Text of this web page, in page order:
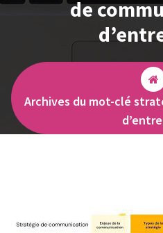
de
Archives du mot-clé